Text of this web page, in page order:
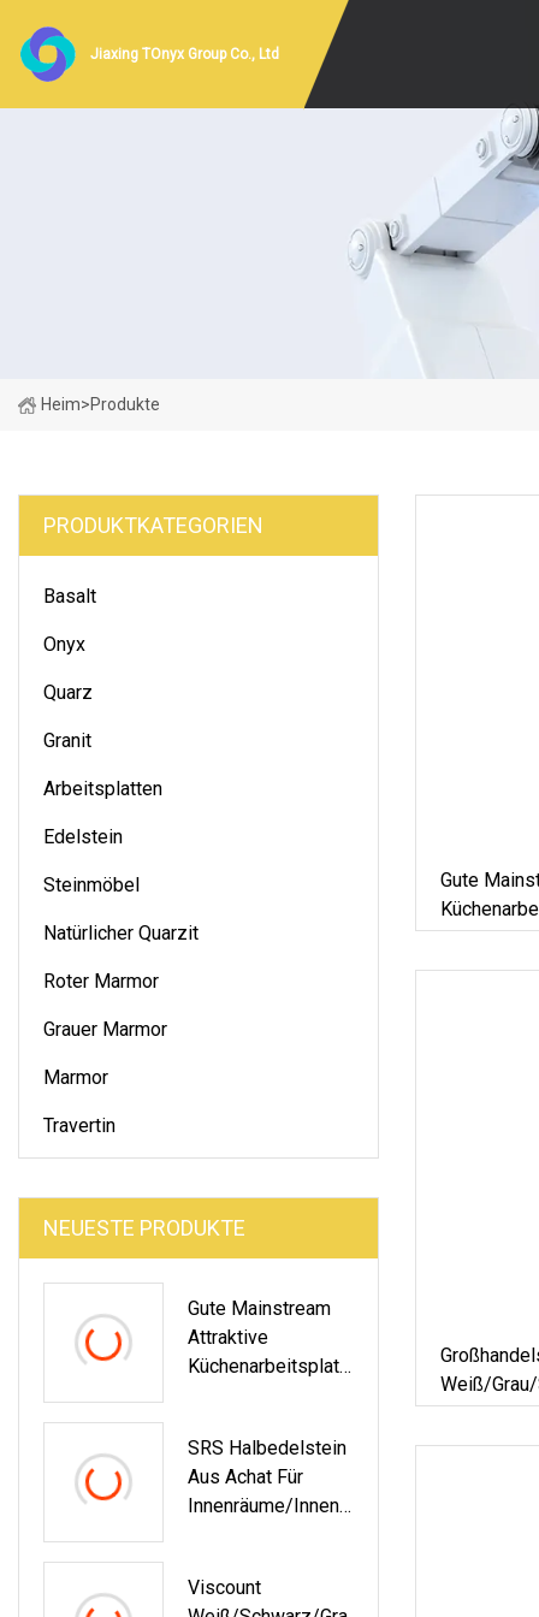
Jiaxing TOnyx Group Co., Ltd
Heim>Produkte
PRODUKTKATEGORIEN
Basalt
Onyx
Quarz
Granit
Arbeitsplatten
Edelstein
Steinmöbel
Natürlicher Quarzit
Roter Marmor
Grauer Marmor
Marmor
Travertin
NEUESTE PRODUKTE
Gute Mainstream
Attraktive
Küchenarbeitsplatt
SRS Halbedelstein
Aus Achat Für
Innenräume/Innenr
Grund
Viscount
Gute
Weiß/